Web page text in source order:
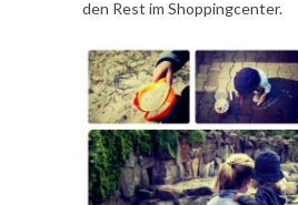
den Rest im Shoppingcenter.